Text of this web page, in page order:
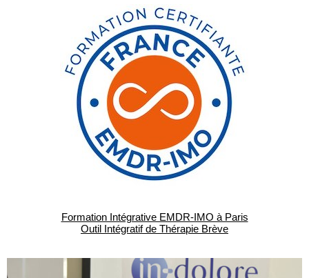
Formation Intégrative EMDR-IMO à Paris
Outil Intégratif de Thérapie Brève